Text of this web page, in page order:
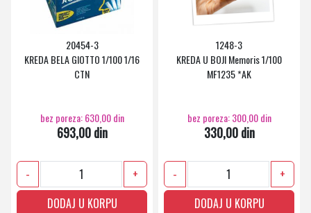
20454-3
KREDA BELA GIOTTO 1/100 1/16
CTN
bez poreza: 630,00 din
693,00 din
-
+
DODAJ U KORPU
1248-3
KREDA U BOJI Memoris 1/100
MF1235 *AK
bez poreza: 300,00 din
330,00 din
-
+
DODAJ U KORPU